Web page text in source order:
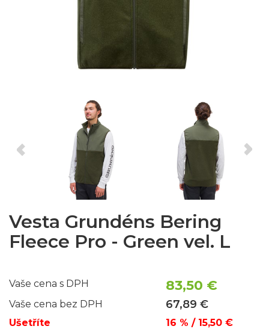
Vesta Grundéns Bering
Fleece Pro - Green vel. L
Vaše cena s DPH 83,50 €
Vaše cena bez DPH 67,89 €
Ušetříte
16 % / 15,50 €